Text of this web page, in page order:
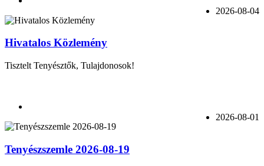
2026-08-04
Hivatalos Közlemény
Tisztelt Tenyésztők, Tulajdonosok!
2026-08-01
Tenyészszemle 2026-08-19